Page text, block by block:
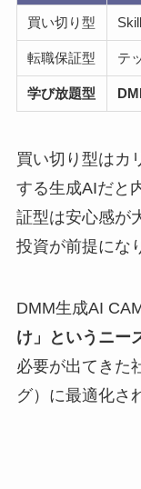
買い切り型
転職保証型 テ
学び放題型
買い切り型はカ
する生成AIだと
証型は安心感が
投資が前提にな
DMM生成AI
け」というニー
必要が出てきた
グ）に最適化さ